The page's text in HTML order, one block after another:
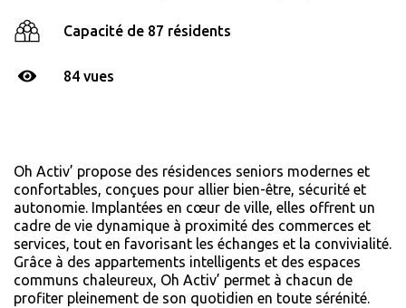
Capacité de 87 résidents
84 vues
Oh Activ’ propose des résidences seniors modernes et
confortables, conçues pour allier bien-être, sécurité et
autonomie. Implantées en cœur de ville, elles offrent un
cadre de vie dynamique à proximité des commerces et
services, tout en favorisant les échanges et la convivialité.
Grâce à des appartements intelligents et des espaces
communs chaleureux, Oh Activ’ permet à chacun de
profiter pleinement de son quotidien en toute sérénité.